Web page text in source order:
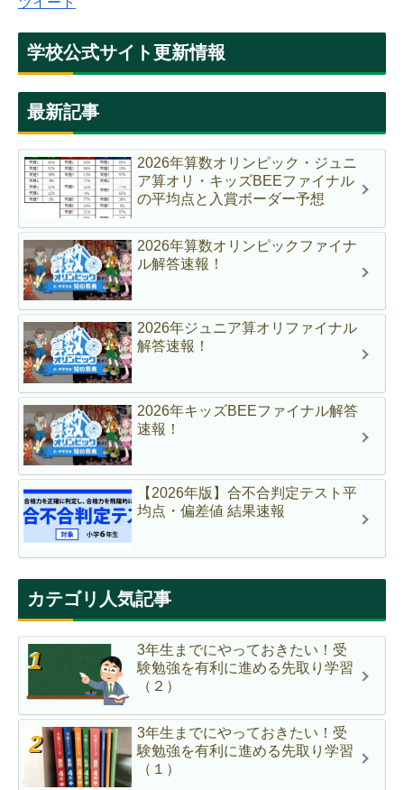
学校公式サイト更新情報
最新記事
2026年算数オリンピック・ジュニ
ア算オリ・キッズBEEファイナル
の平均点と入賞ボーダー予想
2026年算数オリンピックファイナ
ル解答速報！
2026年ジュニア算オリファイナル
解答速報！
2026年キッズBEEファイナル解答
速報！
【2026年版】合不合判定テスト平
均点・偏差値 結果速報
カテゴリ人気記事
3年生までにやっておきたい！受
験勉強を有利に進める先取り学習
（２）
3年生までにやっておきたい！受
験勉強を有利に進める先取り学習
（１）